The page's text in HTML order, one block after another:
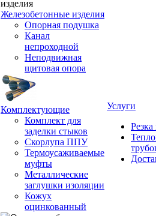
Железобетонные изделия
Опорная подушка
Канал
непроходной
Неподвижная
щитовая опора
Комплектующие
Комплект для
заделки стыков
Скорлупа ППУ
Термоусаживаемые
муфты
Металлические
заглушки изоляции
Кожух
оцинкованный
Услуги
Резка